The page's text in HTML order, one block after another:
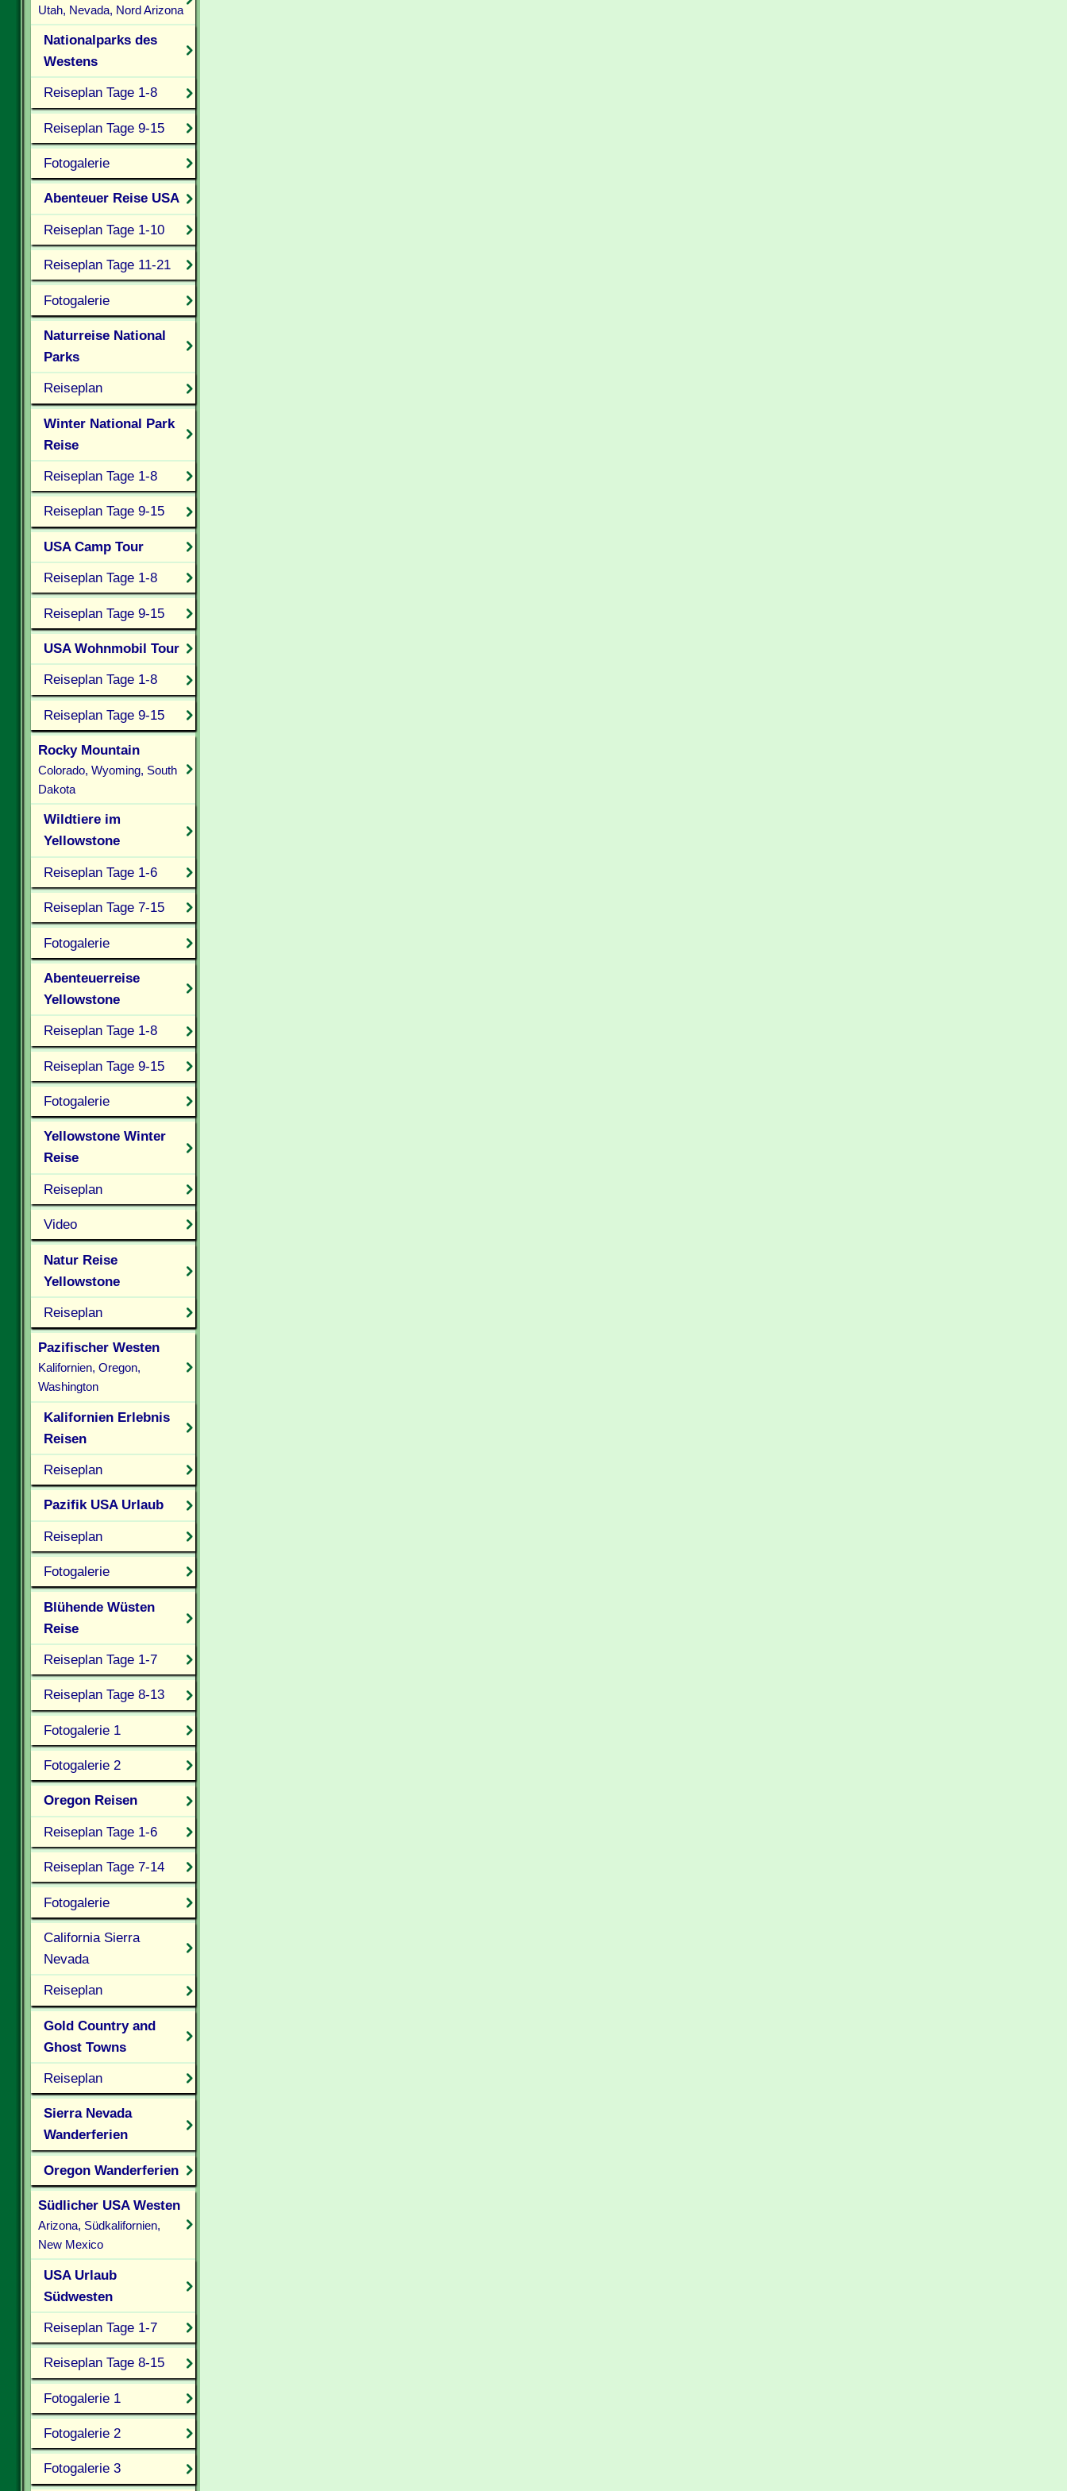
Utah, Nevada, Nord Arizona
Nationalparks des
Westens
Reiseplan Tage 1-8
Reiseplan Tage 9-15
Fotogalerie
Abenteuer Reise USA
Reiseplan Tage 1-10
Reiseplan Tage 11-21
Fotogalerie
Naturreise National
Parks
Reiseplan
Winter National Park
Reise
Reiseplan Tage 1-8
Reiseplan Tage 9-15
USA Camp Tour
Reiseplan Tage 1-8
Reiseplan Tage 9-15
USA Wohnmobil Tour
Reiseplan Tage 1-8
Reiseplan Tage 9-15
Rocky Mountain
Colorado, Wyoming, South
Dakota
Wildtiere im
Yellowstone
Reiseplan Tage 1-6
Reiseplan Tage 7-15
Fotogalerie
Abenteuerreise
Yellowstone
Reiseplan Tage 1-8
Reiseplan Tage 9-15
Fotogalerie
Yellowstone Winter
Reise
Reiseplan
Video
Natur Reise
Yellowstone
Reiseplan
Pazifischer Westen
Kalifornien, Oregon,
Washington
Kalifornien Erlebnis
Reisen
Reiseplan
Pazifik USA Urlaub
Reiseplan
Fotogalerie
Blühende Wüsten
Reise
Reiseplan Tage 1-7
Reiseplan Tage 8-13
Fotogalerie 1
Fotogalerie 2
Oregon Reisen
Reiseplan Tage 1-6
Reiseplan Tage 7-14
Fotogalerie
California Sierra
Nevada
Reiseplan
Gold Country and
Ghost Towns
Reiseplan
Sierra Nevada
Wanderferien
Oregon Wanderferien
Südlicher USA Westen
Arizona, Südkalifornien,
New Mexico
USA Urlaub
Südwesten
Reiseplan Tage 1-7
Reiseplan Tage 8-15
Fotogalerie 1
Fotogalerie 2
Fotogalerie 3